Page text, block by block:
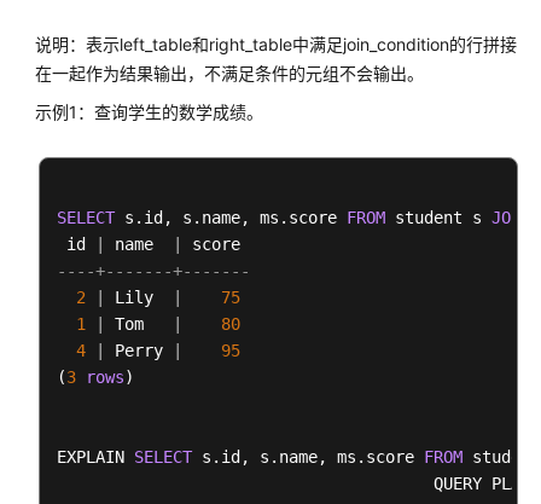
必
读
DWS
计
建
议
创
建
和
DWS
说明：表示left_table和right_table中满足join_condition的行拼接
在一起作为结果输出，不满足条件的元组不会输出。
示例1：查询学生的数学成绩。
SELECT s.id, s.name, ms.score FROM student s JOIN
id
name
----+-------+-------
2
Lily
75
1
Tom
80
4
Perry
95
(3 rows)
EXPLAIN SELECT s.id, s.name, ms.score FROM